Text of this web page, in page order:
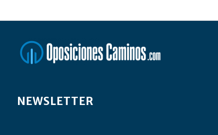
NEWSLETTER